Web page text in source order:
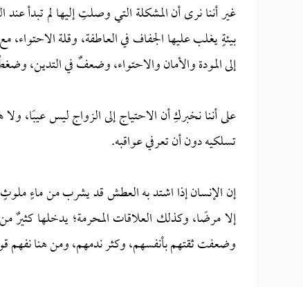
غير أننا نرى أن المشكلة التي وصلتِ إليها لم تبدأ
بيئةٍ يغلب عليها الجفاف في العاطفة، وقلة
إلى المودة والأمان والاحتواء، وضعفٌ في التدين،
على أننا نخبركِ أن الاحتياج إلى الزواج ليس عيبًا،
تسلكيه دون أن تعرفي عواقبه.
إن الإنسان إذا اشتد به العطش قد يشرب من ماءٍ ملوثٍ،
إلا مرضًا، وكذلك العلاقات المحرمة؛ يدخلها كثيرٌ
وضعفت ثقتهم بأنفسهم، وكثر ندمهم، ومن هنا نفهم